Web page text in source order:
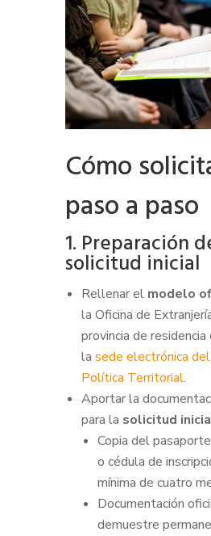
Cómo
paso a paso
1. Preparación
solicitud inicial
Rellenar el modelo
la Oficina de
provincia de
la sede electrónica
Política Territorial.
Aportar la
para la solicitud
Copia del
o cédula de
mínima de cuatro
Documentación
demuestre